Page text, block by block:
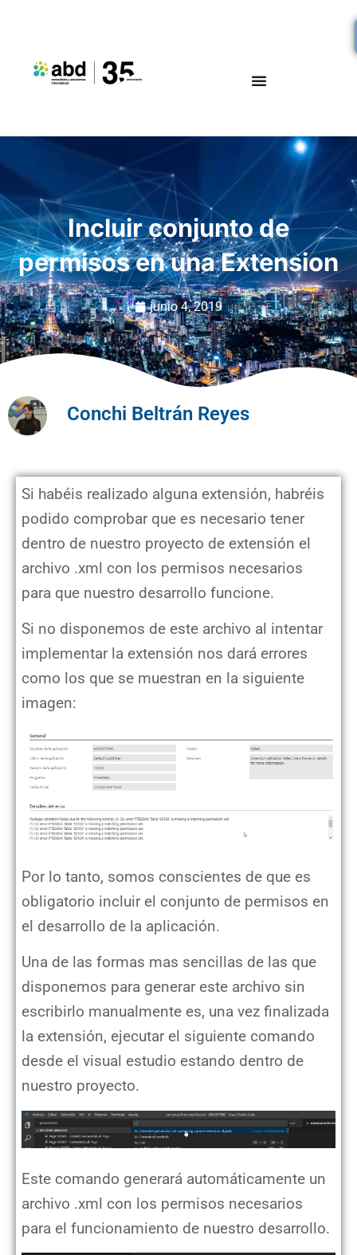
Incluir conjunto de
permisos en una Extension
junio 4, 2019
Conchi Beltrán Reyes
Si habéis realizado alguna extensión, habréis
podido comprobar que es necesario tener
dentro de nuestro proyecto de extensión el
archivo .xml con los permisos necesarios
para que nuestro desarrollo funcione.
Si no disponemos de este archivo al intentar
implementar la extensión nos dará errores
como los que se muestran en la siguiente
imagen:
Por lo tanto, somos conscientes de que es
obligatorio incluir el conjunto de permisos en
el desarrollo de la aplicación.
Una de las formas mas sencillas de las que
disponemos para generar este archivo sin
escribirlo manualmente es, una vez finalizada
la extensión, ejecutar el siguiente comando
desde el visual estudio estando dentro de
nuestro proyecto.
Este comando generará automáticamente un
archivo .xml con los permisos necesarios
para el funcionamiento de nuestro desarrollo.